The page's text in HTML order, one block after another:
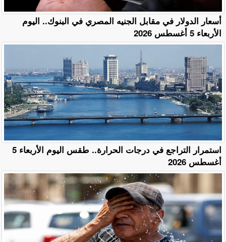
أسعار الدولار في مقابل الجنيه المصري في البنوك.. اليوم
الأربعاء 5 أغسطس 2026
استمرار التراجع في درجات الحرارة.. طقس اليوم الأربعاء 5
أغسطس 2026